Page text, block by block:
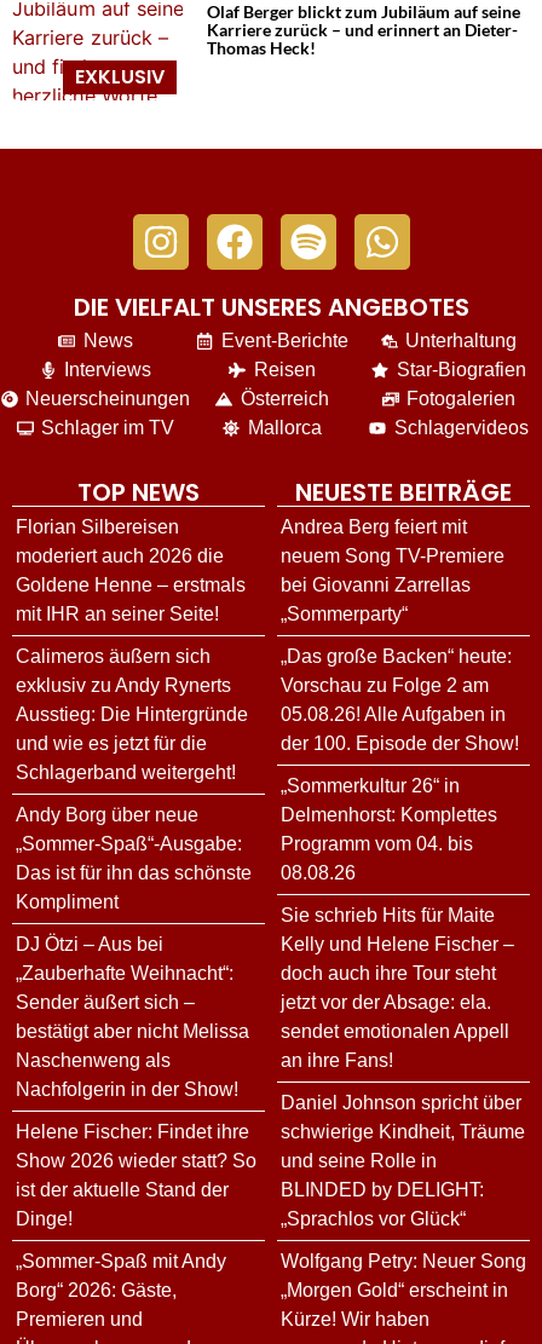
Olaf Berger blickt zum Jubiläum auf seine
Karriere zurück – und erinnert an Dieter-
Thomas Heck!
DIE VIELFALT UNSERES ANGEBOTES
News
Interviews
Neuerscheinungen
Schlager im TV
Event-Berichte
Reisen
Österreich
Mallorca
Unterhaltung
Star-Biografien
Fotogalerien
Schlagervideos
TOP NEWS
Florian Silbereisen
moderiert auch 2026 die
Goldene Henne – erstmals
mit IHR an seiner Seite!
Calimeros äußern sich
exklusiv zu Andy Rynerts
Ausstieg: Die Hintergründe
und wie es jetzt für die
Schlagerband weitergeht!
Andy Borg über neue
„Sommer-Spaß“-Ausgabe:
Das ist für ihn das schönste
Kompliment
DJ Ötzi – Aus bei
„Zauberhafte Weihnacht“:
Sender äußert sich –
bestätigt aber nicht Melissa
Naschenweng als
Nachfolgerin in der Show!
Helene Fischer: Findet ihre
Show 2026 wieder statt? So
ist der aktuelle Stand der
Dinge!
„Sommer-Spaß mit Andy
Borg“ 2026: Gäste,
Premieren und
NEUESTE BEITRÄGE
Andrea Berg feiert mit
neuem Song TV-Premiere
bei Giovanni Zarrellas
„Sommerparty“
„Das große Backen“ heute:
Vorschau zu Folge 2 am
05.08.26! Alle Aufgaben in
der 100. Episode der Show!
„Sommerkultur 26“ in
Delmenhorst: Komplettes
Programm vom 04. bis
08.08.26
Sie schrieb Hits für Maite
Kelly und Helene Fischer –
doch auch ihre Tour steht
jetzt vor der Absage: ela.
sendet emotionalen Appell
an ihre Fans!
Daniel Johnson spricht über
schwierige Kindheit, Träume
und seine Rolle in
BLINDED by DELIGHT:
„Sprachlos vor Glück“
Wolfgang Petry: Neuer Song
„Morgen Gold“ erscheint in
Kürze! Wir haben